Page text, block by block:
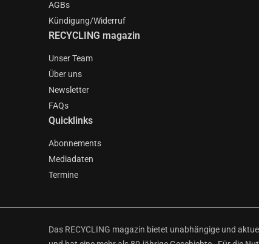
AGBs
Kündigung/Widerruf
RECYCLING magazin
Unser Team
Über uns
Newsletter
FAQs
Quicklinks
Abonnements
Mediadaten
Termine
Das RECYCLING magazin bietet unabhängige und